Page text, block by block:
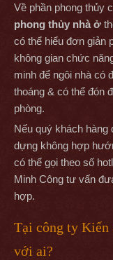
Về phần phong thủy
phong thủy nhà ở
có thể hiểu đơn giản
không gian chức
minh để ngôi nhà có
thoáng & có thể đón
phòng.
Nếu quý khách hàng
dựng không hợp
có thể gọi theo số
Minh Công tư vấn
hợp.
Tại công ty Kiến
với ai?